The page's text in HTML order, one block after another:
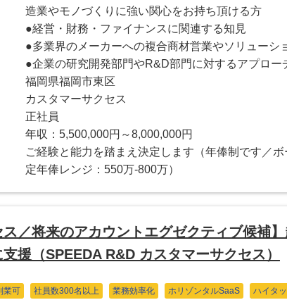
造業やモノづくりに強い関心をお持ち頂ける方
●経営・財務・ファイナンスに関連する知見
●多業界のメーカーへの複合商材営業やソリューシ
●企業の研究開発部門やR&D部門に対するアプロー
福岡県福岡市東区
カスタマーサクセス
正社員
年収：5,500,000円～8,000,000円
ご経験と能力を踏まえ決定します（年俸制です／
定年俸レンジ：550万-800万）
ス／将来のアカウントエグゼクティブ候補
援（SPEEDA R&D カスタマーサクセス）
業可 社員数300名以上 業務効率化 ホリゾンタルSaaS ハイタ